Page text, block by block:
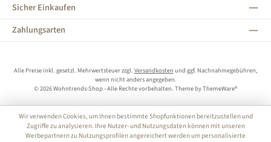
Sicher Einkaufen
Zahlungsarten
Alle Preise inkl. gesetzl. Mehrwertsteuer zzgl. Versandkosten und ggf. Nachnahmegebühren,
wenn nicht anders angegeben.
© 2026 Wohntrends-Shop - Alle Rechte vorbehalten. Theme byThemeWare®
Wir verwenden Cookies, um Ihnen bestimmte Shopfunktionen bereitzustellen und
Zugriffe zu analysieren. Ihre Nutzer- und Nutzungsdaten können mit unseren
Werbepartnern zu Nutzungsprofilen angereichert werden um personalisierte